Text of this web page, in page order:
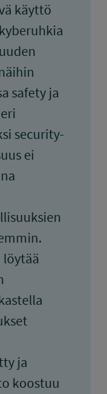
käyttö
safety ja
security-
ei
ja
koostuu